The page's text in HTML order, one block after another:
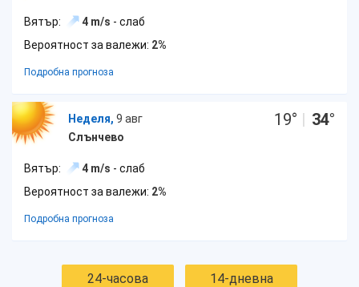
Вятър: 4 m/s - слаб
Вероятност за валежи: 2%
Подробна прогноза
Неделя, 9 авг
Слънчево
19° | 34°
Вятър: 4 m/s - слаб
Вероятност за валежи: 2%
Подробна прогноза
24-часова 14-дневна